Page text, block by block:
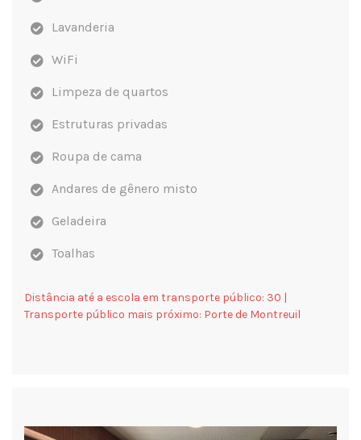
Lavanderia
WiFi
Limpeza de quartos
Estruturas privadas
Roupa de cama
Andares de gênero misto
Geladeira
Toalhas
Distância até a escola em transporte público: 30 |
Transporte público mais próximo: Porte de Montreuil